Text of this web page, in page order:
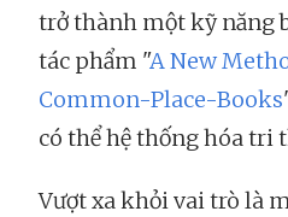
trở thành một kỹ năng
tác phẩm "A New
Common-Place-Books
có thể hệ thống hóa tri
Vượt xa khỏi vai trò là